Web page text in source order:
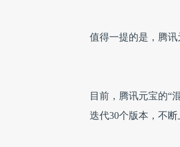
值得一提的是，腾讯
目前，腾讯元宝的“
迭代30个版本，不